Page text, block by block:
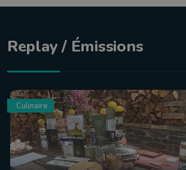
Replay / Émissions
Culinaire